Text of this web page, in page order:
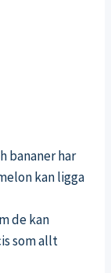
bananer har
kan ligga
de kan
som allt